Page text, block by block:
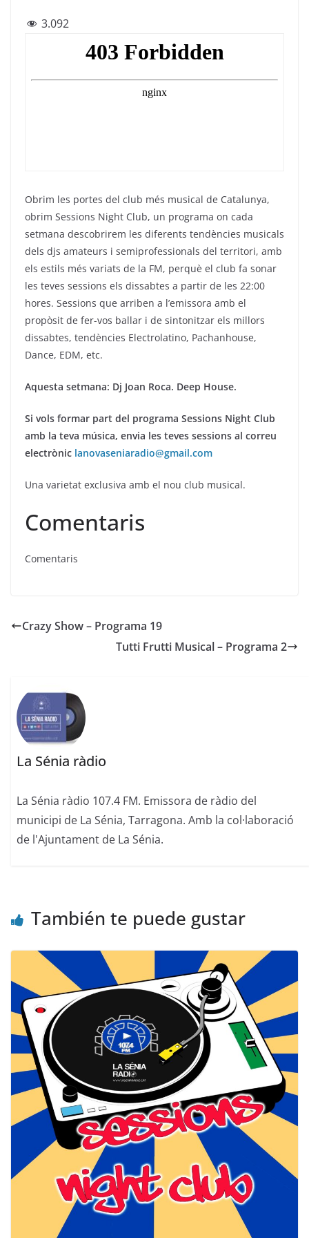
c
b
er gr
a
s
A
p
l
3.092
Obrim les portes del club més musical de Catalunya,
obrim Sessions Night Club, un programa on cada
setmana descobrirem les diferents tendències musicals
dels djs amateurs i semiprofessionals del territori, amb
els estils més variats de la FM, perquè el club fa sonar
les teves sessions els dissabtes a partir de les 22:00
hores. Sessions que arriben a l’emissora amb el
propòsit de fer-vos ballar i de sintonitzar els millors
dissabtes, tendències Electrolatino, Pachanhouse,
Dance, EDM, etc.
Aquesta setmana: Dj Joan Roca. Deep House.
Si vols formar part del programa Sessions Night Club
amb la teva música, envia les teves sessions al correu
electrònic lanovaseniaradio@gmail.com
Una varietat exclusiva amb el nou club musical.
Comentaris
Comentaris
Crazy Show – Programa 19
Tutti Frutti Musical – Programa 2
La Sénia ràdio
La Sénia ràdio 107.4 FM. Emissora de ràdio del
municipi de La Sénia, Tarragona. Amb la col·laboració
de l'Ajuntament de La Sénia.
También te puede gustar